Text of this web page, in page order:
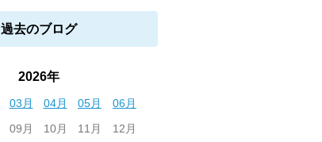
過去のブログ
2026年
03月 04月 05月
06月
09月 10月 11月 12月